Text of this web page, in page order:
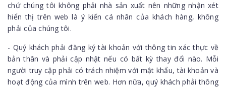
chứ chúng tôi không phải nhà sản xuất nên những nhận xét
hiển thị trên web là ý kiến cá nhân của khách hàng, không
phải của chúng tôi.
- Quý khách phải đăng ký tài khoản với thông tin xác thực về
bản thân và phải cập nhật nếu có bất kỳ thay đổi nào. Mỗi
người truy cập phải có trách nhiệm với mật khẩu, tài khoản và
hoạt động của mình trên web. Hơn nữa, quý khách phải thông